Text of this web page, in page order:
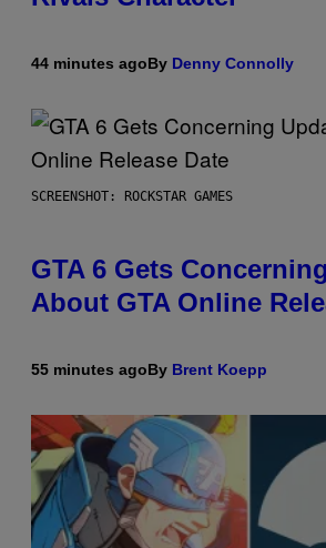
44 minutes agoBy Denny Connolly
SCREENSHOT: ROCKSTAR GAMES
GTA 6 Gets
About GTA Online
55 minutes agoBy Brent Koepp